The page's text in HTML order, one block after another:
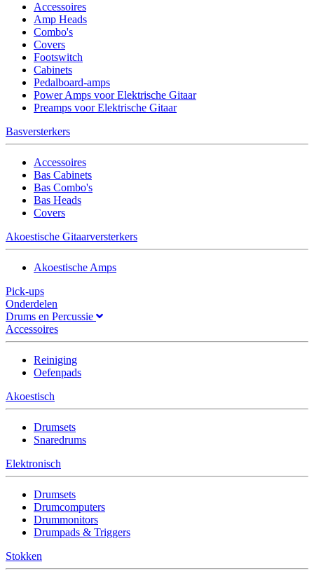
Accessoires
Amp Heads
Combo's
Covers
Footswitch
Cabinets
Pedalboard-amps
Power Amps voor Elektrische Gitaar
Preamps voor Elektrische Gitaar
Basversterkers
Accessoires
Bas Cabinets
Bas Combo's
Bas Heads
Covers
Akoestische Gitaarversterkers
Akoestische Amps
Pick-ups
Onderdelen
Drums en Percussie
Accessoires
Reiniging
Oefenpads
Akoestisch
Drumsets
Snaredrums
Elektronisch
Drumsets
Drumcomputers
Drummonitors
Drumpads & Triggers
Stokken